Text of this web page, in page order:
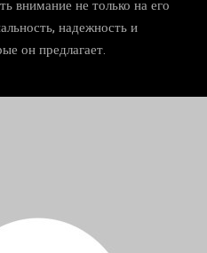
внимание не только на его
надежность и
он предлагает.